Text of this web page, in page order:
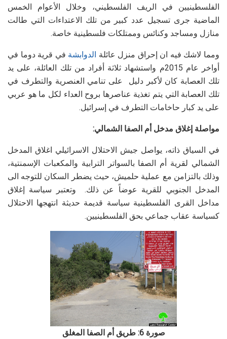
الفلسطينيين في الريف الفلسطيني، وخلال الأعوام الخمس
الماضية جرى تسجيل عدد كبير من تلك الاعتداءات التي طالت
منازل ومساجد وكنائس وممتلكات فلسطينية خاصة.
ومما لاشك فيه ان إحراق منزل عائلة الدوابشة في قرية دوما في
أواخر عام 2015م واستشهاد ثلاثة أفراد من تلك العائلة، على يد
تلك العصابة كان لأكبر دليل على تنامي العنصرية والتطرف في
تلك العصابة التي يتم تغذية عناصرها بروح العداء لكل ما هو عربي
على يد كبار حاخامات التطرف في إسرائيل.
مواصلة إغلاق مدخل أم الصفا الشمالي:
في السياق ذاته، يواصل جيش الاحتلال الاسرائيلي اغلاق المدخل
الشمالي لقرية أم الصفا بالسواتر الترابية والمكعبات الإسمنتية،
وذلك بالتزامن مع عملية حلميش، حيث يضطر السكان للتوجه الى
المدخل الجنوبي للقرية عوضاً عن ذلك. وتعتبر سياسة إغلاق
مداخل القرى الفلسطينية سياسة قديمة حديثة انتهجها الاحتلال
كسياسة عقاب جماعي بحق الفلسطينيين.
صورة 6: طريق أم الصفا المغلق